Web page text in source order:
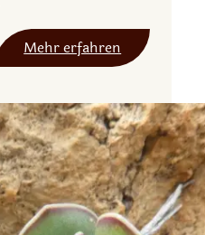
Mehr erfahren
A
o
n
i
u
m